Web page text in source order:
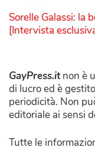
Sorelle Galassi: la
[Intervista
GayPress.itnon è
di lucro ed è
periodicità. Non
editoriale ai sensi
Tutte le